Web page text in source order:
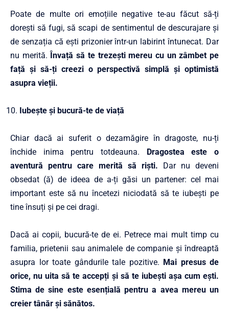
Poate de multe ori emoțiile negative te-au făcut să-ți
dorești să fugi, să scapi de sentimentul de descurajare și
de senzația că ești prizonier într-un labirint întunecat. Dar
nu merită. Învață să te trezești mereu cu un zâmbet pe
față și să-ți creezi o perspectivă simplă și optimistă
asupra vieții.
Iubește și bucură-te de viață
Chiar dacă ai suferit o dezamăgire în dragoste, nu-ți
închide inima pentru totdeauna. Dragostea este o
aventură pentru care merită să riști. Dar nu deveni
obsedat (ă) de ideea de a-ți găsi un partener: cel mai
important este să nu încetezi niciodată să te iubești pe
tine însuți și pe cei dragi.
Dacă ai copii, bucură-te de ei. Petrece mai mult timp cu
familia, prietenii sau animalele de companie și îndreaptă
asupra lor toate gândurile tale pozitive. Mai presus de
orice, nu uita să te accepți și să te iubești așa cum ești.
Stima de sine este esențială pentru a avea mereu un
creier tânăr și sănătos.